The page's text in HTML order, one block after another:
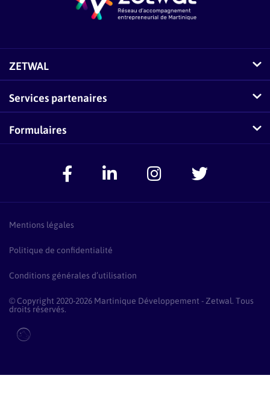
ZETWAL
Comment fonctionne Zetwal ?
Zetwal dans les médias
Espace Accompagnateurs
Services partenaires
Conseillers-Entreprises
Présentation Pass Créa
F.A.Q Pass Créa
Formulaires
© Copyright 2020-2026 Martinique Développement - Zetwal. Tous
droits réservés.
Mentions légales
Politique de confidentialité
Conditions générales d’utilisation